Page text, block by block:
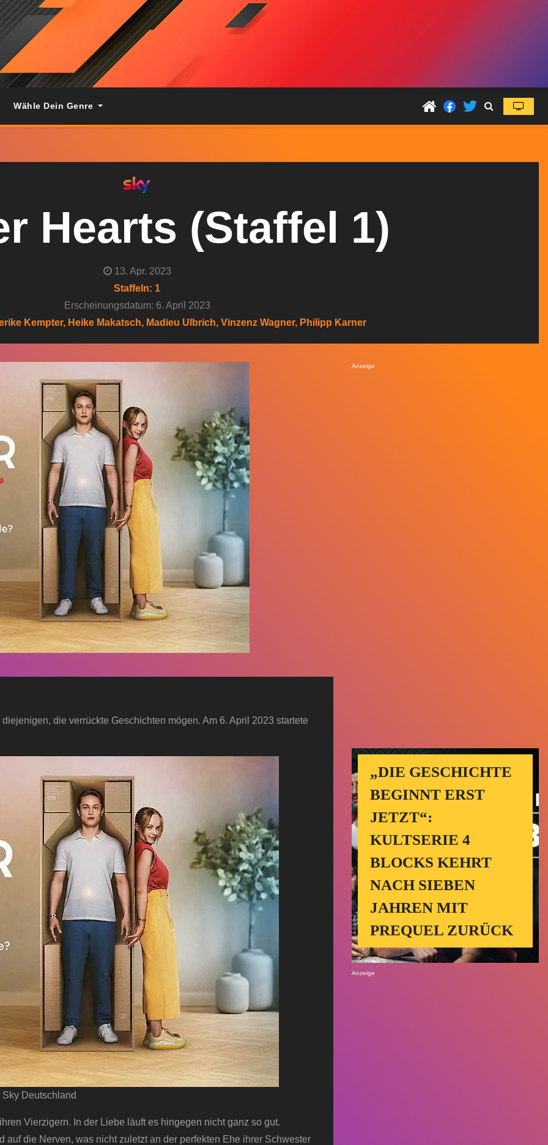
Wähle Dein Genre
Hearts (Staffel 1)
13. Apr. 2023
Staffeln: 1
Erscheinungsdatum: 6. April 2023
Kempter, Heike Makatsch, Madieu Ulbrich, Vinzenz Wagner, Philipp Karner
die verrückte Geschichten mögen. Am 6. April 2023 startete
Deutschland
Vierzigern. In der Liebe läuft es hingegen nicht ganz so gut.
die Nerven, was nicht zuletzt an der perfekten Ehe ihrer Schwester
Anzeige
„DIE GESCHICHTE
BEGINNT ERST
JETZT“:
KULTSERIE 4
BLOCKS KEHRT
NACH SIEBEN
JAHREN MIT
PREQUEL ZURÜCK
Anzeige